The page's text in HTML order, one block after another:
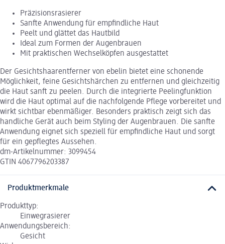
Präzisionsrasierer
Sanfte Anwendung für empfindliche Haut
Peelt und glättet das Hautbild
Ideal zum Formen der Augenbrauen
Mit praktischen Wechselköpfen ausgestattet
Der Gesichtshaarentferner von ebelin bietet eine schonende
Möglichkeit, feine Gesichtshärchen zu entfernen und gleichzeitig
die Haut sanft zu peelen. Durch die integrierte Peelingfunktion
wird die Haut optimal auf die nachfolgende Pflege vorbereitet und
wirkt sichtbar ebenmäßiger. Besonders praktisch zeigt sich das
handliche Gerät auch beim Styling der Augenbrauen. Die sanfte
Anwendung eignet sich speziell für empfindliche Haut und sorgt
für ein gepflegtes Aussehen.
dm-Artikelnummer: 3099454
GTIN 4067796203387
Produktmerkmale
Produkttyp:
Einwegrasierer
Anwendungsbereich:
Gesicht